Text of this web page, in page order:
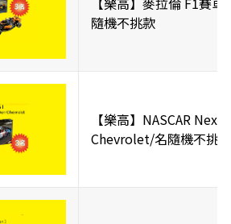
隨機不挑款
【樂高】NASCAR Next
Chevrolet/名隨機不挑款